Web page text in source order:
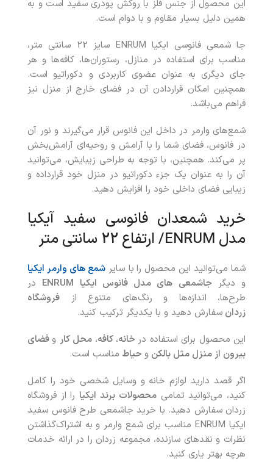
این محصول از جنس فلز با روکش پودری سفید است و به
همین دلیل بسیار مقاوم و با دوام است.
جا شمعی فانوسی ایکیا ENRUM سایز 22 سانتی متر،
مناسب برای استفاده در منازل، رستوران‌ها، کافه‌ها و هر
جای دیگری به عنوان عضوی کاربردی و دکوراتیو است.
همچنین امکان قراردادن آن در فضای خارج از منزل نیز
فراهم می‌باشد.
شمع‌های وارمر در داخل این فانوس قرار می‌گیرند و نور آن
در فانوس، فضای شما را با آرامش و روحیه‌ای آرامش‌بخش
پر می‌کند. همچنین، با توجه به طراحی زیبایش، می‌توانید
آن را به عنوان یک جزء دکوراتیو در منزل خود قرارداده و
زیبایی فضای داخلی خود را افزایش دهید.
خریدشمعدان فانوسی سفید آیکیا
مدل ENRUM/ ارتفاع 22 سانتی متر
شما می‌توانید این محصول را با سایر شمع های وارمر ایکیا
و دیگر جاشمعی های مدل فانوس ایکیا ENRUM
در
طرح‌ها، اندازه‌ها و رنگ‌های متنوع از فروشگاه
زردان سفارش دهید و با یکدیگر ترکیب کنید.
این محصول برای استفاده در خانه‌، کافه، محل کار و فضای
بیرون از منزل مثل بالکن و حیاط مناسب است.
اگر قصد دارید لوازم خانه و وسایل شخصی خود را کامل
کنید، می‌توانید تمامی محصولات برند ایکیا را از فروشگاه
زردان سفارش دهید. با خريد جاشمعی طرح فانوس سفید
ایکیا ENRUM مناسب برای شمع وارمر و به اشتراک‌گذاشتن
نظرات و نقدهای سازنده، مجموعه زردان را در ارائه خدمات
هرچه بهتر ياری کنيد.